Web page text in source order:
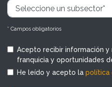
* Campos obligatorios
Acepto recibir información y
franquicia y oportunidades
He leído y acepto la política